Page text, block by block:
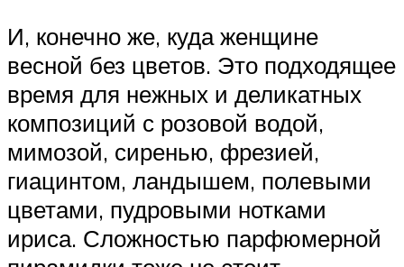
И, конечно же, куда женщине
весной без цветов. Это подходящее
время для нежных и деликатных
композиций с розовой водой,
мимозой, сиренью, фрезией,
гиацинтом, ландышем, полевыми
цветами, пудровыми нотками
ириса. Сложностью парфюмерной